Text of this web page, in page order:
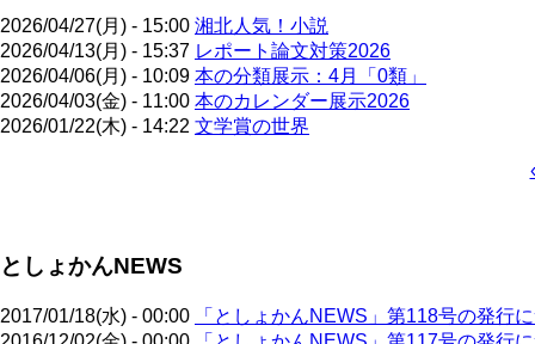
2026/04/27(月) - 15:00 湘北人気！小説
2026/04/13(月) - 15:37 レポート論文対策2026
2026/04/06(月) - 10:09 本の分類展示：4月「0類」
2026/04/03(金) - 11:00 本のカレンダー展示2026
2026/01/22(木) - 14:22 文学賞の世界
送
としょかんNEWS
2017/01/18(水) - 00:00
「としょかんNEWS」第118号の発行